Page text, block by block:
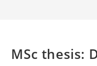
MSc thesis: